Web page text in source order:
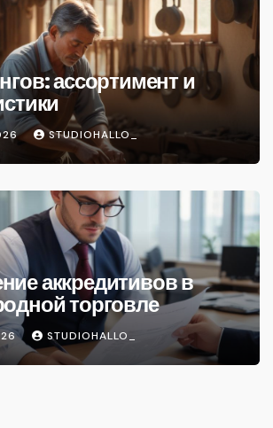
ассортимент и
STUDIOHALLO_
аккредитивов в
торговле
STUDIOHALLO_